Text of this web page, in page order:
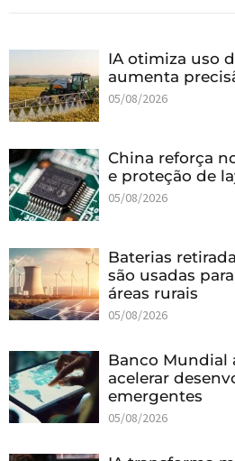
IA otimiza uso
aumenta
05/08/2026
China reforça
e proteção de
05/08/2026
Baterias
são usadas
áreas rurais
05/08/2026
Banco Mundial
acelerar
emergentes
05/08/2026